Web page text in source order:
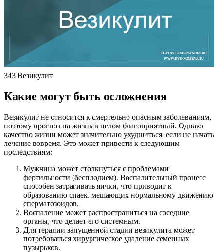
343 Везикулит
Какие могут быть осложнения
Везикулит не относится к смертельно опасным заболеваниям,
поэтому прогноз на жизнь в целом благоприятный. Однако
качество жизни может значительно ухудшиться, если не начать
лечение вовремя. Это может привести к следующим
последствиям:
Мужчина может столкнуться с проблемами
фертильности (бесплодием). Воспалительный процесс
способен затрагивать яички, что приводит к
образованию спаек, мешающих нормальному движению
сперматозоидов.
Воспаление может распространиться на соседние
органы, что делает его системным.
Для терапии запущенной стадии везикулита может
потребоваться хирургическое удаление семенных
пузырьков.